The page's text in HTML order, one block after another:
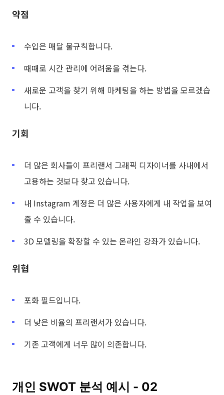
약점
수입은 매달 불규칙합니다.
때때로 시간 관리에 어려움을 겪는다.
새로운 고객을 찾기 위해 마케팅을 하는 방법을 모르겠습
니다.
기회
더 많은 회사들이 프리랜서 그래픽 디자이너를 사내에서
고용하는 것보다 찾고 있습니다.
내 Instagram 계정은 더 많은 사용자에게 내 작업을 보여
줄 수 있습니다.
3D 모델링을 확장할 수 있는 온라인 강좌가 있습니다.
위협
포화 필드입니다.
더 낮은 비율의 프리랜서가 있습니다.
기존 고객에게 너무 많이 의존합니다.
개인 SWOT 분석 예시 - 02